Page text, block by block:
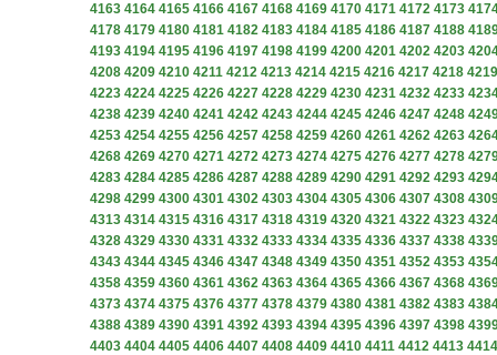
4163 4164 4165 4166 4167 4168 4169 4170 4171 4172 4173
4178 4179 4180 4181 4182 4183 4184 4185 4186 4187 4188
4193 4194 4195 4196 4197 4198 4199 4200 4201 4202 4203
4208 4209 4210 4211 4212 4213 4214 4215 4216 4217 4218 4219
4223 4224 4225 4226 4227 4228 4229 4230 4231 4232 4233
4238 4239 4240 4241 4242 4243 4244 4245 4246 4247 4248
4253 4254 4255 4256 4257 4258 4259 4260 4261 4262 4263
4268 4269 4270 4271 4272 4273 4274 4275 4276 4277 4278
4283 4284 4285 4286 4287 4288 4289 4290 4291 4292 4293
4298 4299 4300 4301 4302 4303 4304 4305 4306 4307 4308
4313 4314 4315 4316 4317 4318 4319 4320 4321 4322 4323
4328 4329 4330 4331 4332 4333 4334 4335 4336 4337 4338
4343 4344 4345 4346 4347 4348 4349 4350 4351 4352 4353
4358 4359 4360 4361 4362 4363 4364 4365 4366 4367 4368
4373 4374 4375 4376 4377 4378 4379 4380 4381 4382 4383
4388 4389 4390 4391 4392 4393 4394 4395 4396 4397 4398
4403 4404 4405 4406 4407 4408 4409 4410 4411 4412 4413 4414